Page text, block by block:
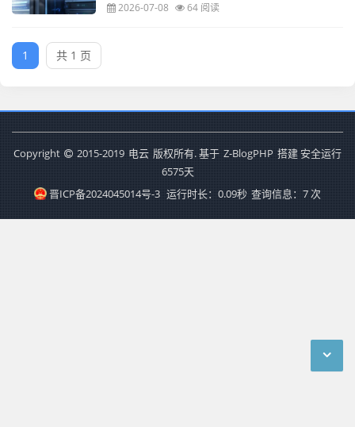
2026-07-08 64 阅读
1 共 1 页
Copyright 2015-2019 电云 版权所有. 基于 Z-BlogPHP 搭建 安全运行
6575天
晋ICP备2024045014号-3 运行时长：0.09秒 查询信息：7 次